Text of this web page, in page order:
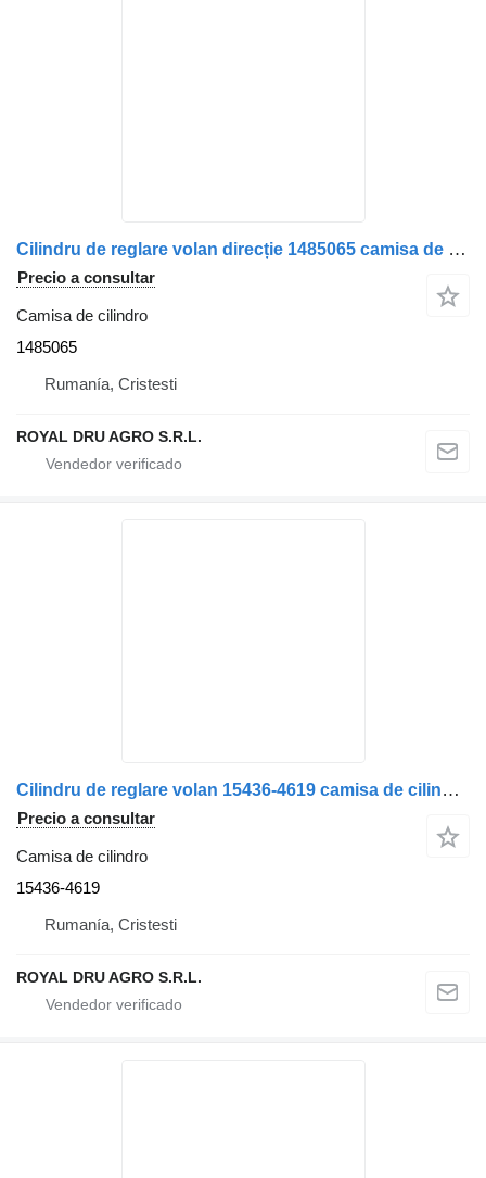
Cilindru de reglare volan direcție 1485065 camisa de cilindro para Scania camión
Precio a consultar
Camisa de cilindro
1485065
Rumanía, Cristesti
ROYAL DRU AGRO S.R.L.
Cilindru de reglare volan 15436-4619 camisa de cilindro para Scania 15436 4619 camión
Precio a consultar
Camisa de cilindro
15436-4619
Rumanía, Cristesti
ROYAL DRU AGRO S.R.L.